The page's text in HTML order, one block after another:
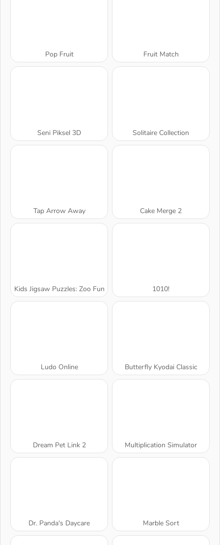
Pop Fruit Fruit Match
Seni Piksel 3D Solitaire Collection
Tap Arrow Away Cake Merge 2
Kids Jigsaw Puzzles: Zoo Fun 1010!
Ludo Online Butterfly Kyodai Classic
Dream Pet Link 2 Multiplication Simulator
Dr. Panda's Daycare Marble Sort